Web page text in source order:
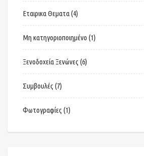
Εταιρικα Θεματα(4)
Μη κατηγοριοποιημένο (1)
Ξενοδοχεία Ξενώνες (6)
Συμβουλές (7)
Φωτογραφίες (1)